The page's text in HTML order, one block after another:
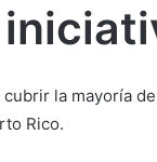
la mayoría
Rico.